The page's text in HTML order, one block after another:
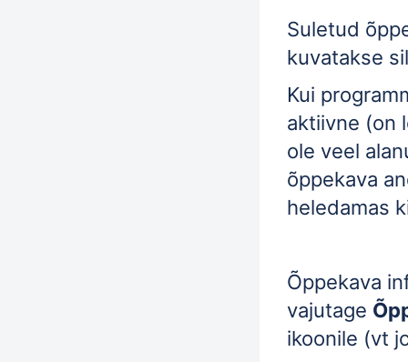
Suletud
kuvatakse
Kui
aktiivne (on
ole veel
õppekava
heledamas
Õppekava
vajutage
ikoonile (vt